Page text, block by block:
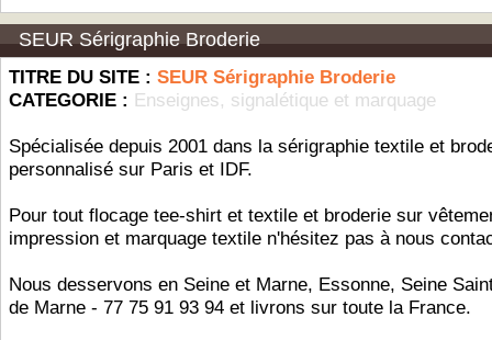
SEUR Sérigraphie Broderie
TITRE DU SITE : SEUR Sérigraphie Broderie
CATEGORIE : Enseignes, signalétique et marquage
Spécialisée depuis 2001 dans la sérigraphie textile et
personnalisé sur Paris et IDF.
Pour tout flocage tee-shirt et textile et broderie sur
impression et marquage textile n'hésitez pas à nous
Nous desservons en Seine et Marne, Essonne, Seine
de Marne - 77 75 91 93 94 et livrons sur toute la France.